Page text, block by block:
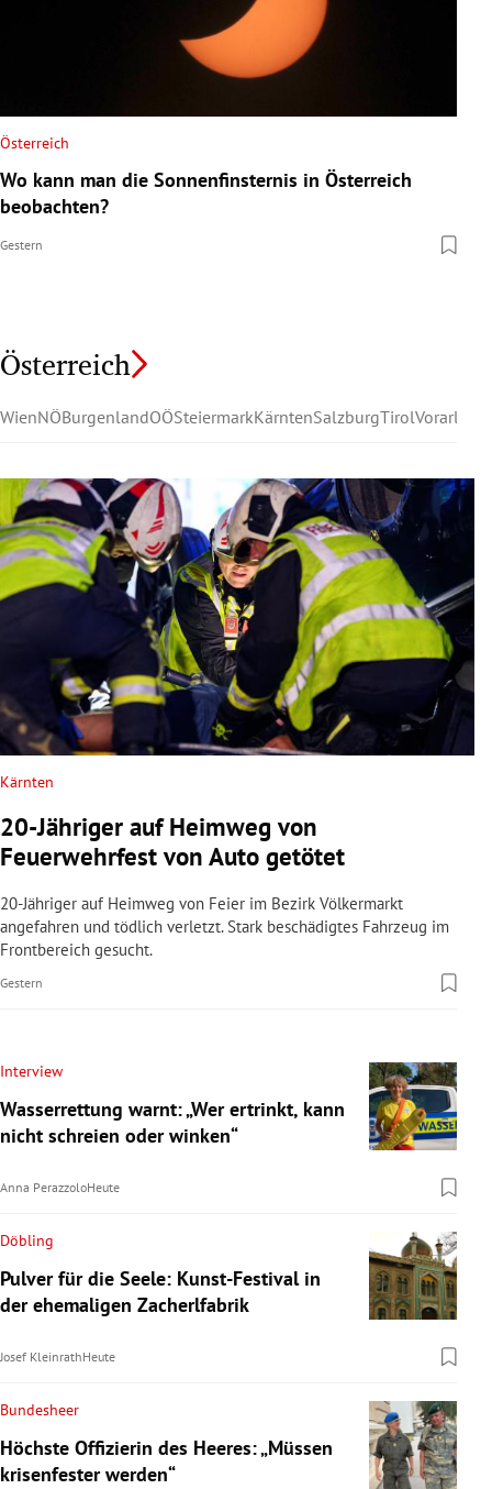
Österreich
Wo kann man die Sonnenfinsternis in Österreich
beobachten?
Gestern
Österreich
WienNÖBurgenlandOÖSteiermarkKärntenSalzburgTirolVorarlberg
Kärnten
20-Jähriger auf Heimweg von
Feuerwehrfest von Auto getötet
20-Jähriger auf Heimweg von Feier im Bezirk Völkermarkt
angefahren und tödlich verletzt. Stark beschädigtes Fahrzeug im
Frontbereich gesucht.
Gestern
Interview
Wasserrettung warnt: „Wer ertrinkt, kann
nicht schreien oder winken“
Anna PerazzoloHeute
Döbling
Pulver für die Seele: Kunst-Festival in
der ehemaligen Zacherlfabrik
Josef KleinrathHeute
Bundesheer
Höchste Offizierin des Heeres: „Müssen
krisenfester werden“